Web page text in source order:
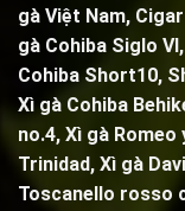
gà Việt Nam,
gà Cohiba Siglo VI,
Cohiba Short10,
Xì gà Cohiba
no.4, Xì gà Romeo
Trinidad, Xì gà
Toscanello rosso